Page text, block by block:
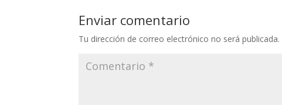
Enviar comentario
Tu dirección de correo electrónico no será publicada.